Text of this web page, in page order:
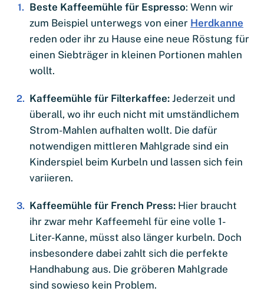
Beste Kaffeemühle für Espresso: Wenn wir
zum Beispiel unterwegs von einer Herdkanne
reden oder ihr zu Hause eine neue Röstung für
einen Siebträger in kleinen Portionen mahlen
wollt.
Kaffeemühle für Filterkaffee: Jederzeit und
überall, wo ihr euch nicht mit umständlichem
Strom-Mahlen aufhalten wollt. Die dafür
notwendigen mittleren Mahlgrade sind ein
Kinderspiel beim Kurbeln und lassen sich fein
variieren.
Kaffeemühle für French Press: Hier braucht
ihr zwar mehr Kaffeemehl für eine volle 1-
Liter-Kanne, müsst also länger kurbeln. Doch
insbesondere dabei zahlt sich die perfekte
Handhabung aus. Die gröberen Mahlgrade
sind sowieso kein Problem.